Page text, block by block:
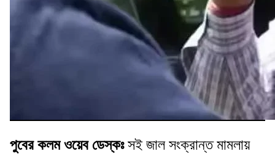
পুবের কলম ওয়েব ডেস্কঃসই জাল সংক্রান্ত মামলায়